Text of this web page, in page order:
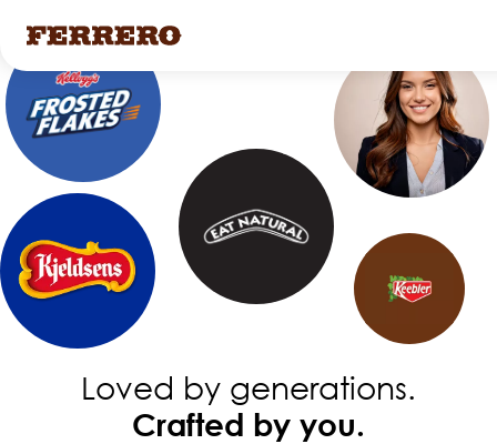
Skip
to
main
content
Loved by generations.
Crafted by you.